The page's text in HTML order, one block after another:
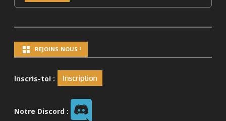
REJOINS-NOUS !
Inscris-toi :
Notre Discord :